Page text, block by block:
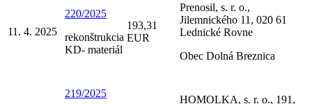
11. 4. 2025
220/2025
rekonštrukcia
KD- materiál
193,31
EUR
Prenosil, s. r. o.,
Jilemnického 11, 020 61
Lednické Rovne
Obec Dolná Breznica
219/2025
HOMOLKA, s. r. o., 191,